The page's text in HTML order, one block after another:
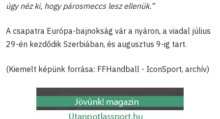
úgy néz ki, hogy párosmeccs lesz ellenük.”
A csapatra Európa-bajnokság vár a nyáron, a viadal július
29-én kezdődik Szerbiában, és augusztus 9-ig tart.
(Kiemelt képünk forrása: FFHandball - IconSport, archív)